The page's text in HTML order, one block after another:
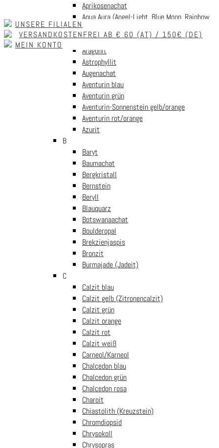
Skip to content
UNSERE FILIALEN
VERSANDKOSTENFREI AB € 60 (AT) / 150€ (DE)
MEIN KONTO
Aprikosenachat
Aqua Aura (Angel-Light, Blue Moon, Rainbow
Aura)
Aquamarin (Beryll blau)
Aragonit
Astrophyllit
Augenachat
Aventurin blau
Aventurin grün
Aventurin-Sonnenstein gelb/orange
Aventurin rot/orange
Azurit
B
Baryt
Baumachat
Bergkristall
Bernstein
Beryll
Blauquarz
Botswanaachat
Boulderopal
Brekzienjaspis
Bronzit
Burmajade (Jadeit)
C
Calzit blau
Calzit gelb (Zitronencalzit)
Calzit grün
Calzit orange
Calzit rot
Calzit weiß
Carneol/Karneol
Chalcedon blau
Chalcedon grün
Chalcedon rosa
Charoit
Chiastolith (Kreuzstein)
Chromdiopsid
Chrysokoll
Chrysopras
Edelsteine nach Alphabet
Skarabäus Anhänger aus Sodalith
Skarabäus Anhänger aus
inkl. Mwst
SODALITH – der blaue Edelstein für Reisende.
Sicher und bequem einkaufen
14 Tage Rückgaberecht
Versandkostenfrei ab € 50 nach Österreich
30 Jahre Erfahrung
nur die beste Qualität